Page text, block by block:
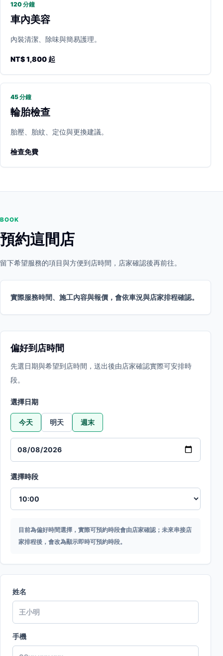
120 分鐘
車內美容
內裝清潔、除味與簡易護理。
NT$ 1,800 起
45 分鐘
輪胎檢查
胎壓、胎紋、定位與更換建議。
檢查免費
BOOK
預約這間店
留下希望服務的項目與方便到店時間，店家確認後再前往。
實際服務時間、施工內容與報價，會依車況與店家排程確認。
偏好到店時間
先選日期與希望到店時間，送出後由店家確認實際可安排時
段。
選擇日期
今天 明天 週末
選擇時段
目前為偏好時間選擇，實際可預約時段會由店家確認；未來串接店
家排程後，會改為顯示即時可預約時段。
姓名
手機